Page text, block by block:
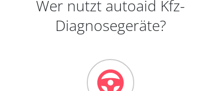
Wer nutzt autoaid Kfz-
Diagnosegeräte?